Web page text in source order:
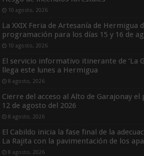
10 agosto, 2026
La XXIX Feria de Artesanía de Hermigua
programación para los días 15 y 16 de
10 agosto, 2026
El servicio informativo itinerante de ‘La
llega este lunes a Hermigua
8 agosto, 2026
Cierre del acceso al Alto de Garajonay
12 de agosto del 2026
8 agosto, 2026
El Cabildo inicia la fase final de la
La Rajita con la pavimentación de los
8 agosto, 2026